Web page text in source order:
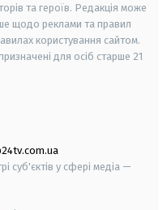
та героїв. Редакція може
щодо реклами та правил
користування сайтом.
для осіб старше 21
суб'єктів у сфері медіа —